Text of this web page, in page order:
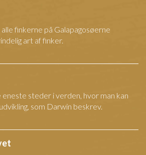
finkerne på Galapagosøerne
art af finker.
eneste steder i verden, hvor man kan
som Darwin beskrev.